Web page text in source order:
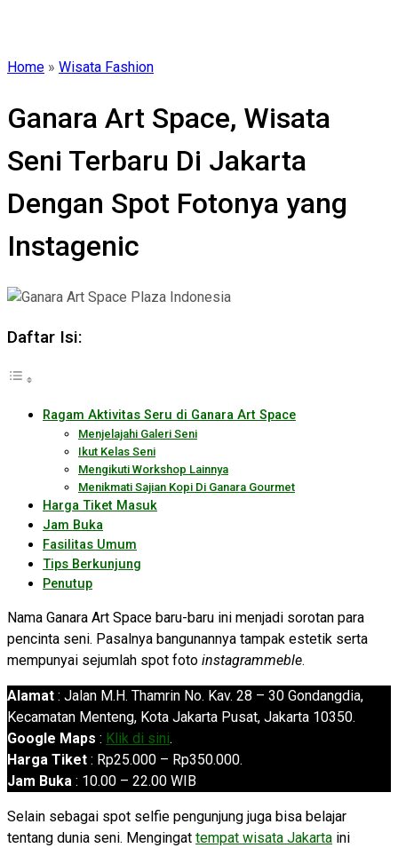
Home » Wisata Fashion
Ganara Art Space, Wisata
Seni Terbaru Di Jakarta
Dengan Spot Fotonya yang
Instagenic
Daftar Isi:
Ragam Aktivitas Seru di Ganara Art Space
Menjelajahi Galeri Seni
Ikut Kelas Seni
Mengikuti Workshop Lainnya
Menikmati Sajian Kopi Di Ganara Gourmet
Harga Tiket Masuk
Jam Buka
Fasilitas Umum
Tips Berkunjung
Penutup
Nama Ganara Art Space baru-baru ini menjadi sorotan para
pencinta seni. Pasalnya bangunannya tampak estetik serta
mempunyai sejumlah spot foto instagrammeble.
Alamat : Jalan M.H. Thamrin No. Kav. 28 – 30 Gondangdia,
Kecamatan Menteng, Kota Jakarta Pusat, Jakarta 10350.
Google Maps : Klik di sini.
Harga Tiket : Rp25.000 – Rp350.000.
Jam Buka : 10.00 – 22.00 WIB
Selain sebagai spot selfie pengunjung juga bisa belajar
tentang dunia seni. Mengingat tempat wisata Jakarta ini